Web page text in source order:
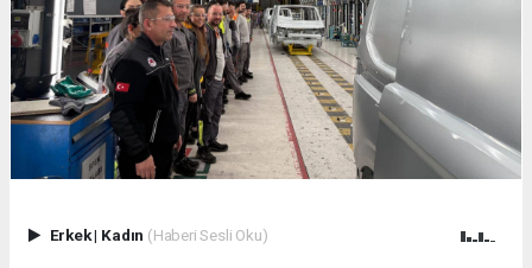
Erkek| Kadın (Haberi Sesli Oku)